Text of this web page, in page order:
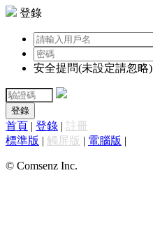
登錄
安全提問(未設定請忽略)
登錄
首頁 | 登錄 | 註冊
標準版 | 觸屏版 | 電腦版 |
© Comsenz Inc.